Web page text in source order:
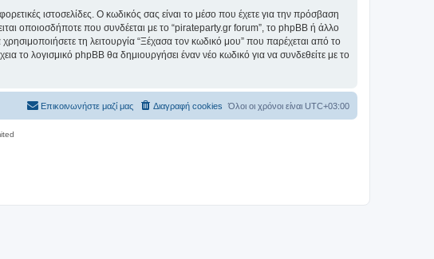
ιστοσελίδες. Ο κωδικός σας είναι το μέσο που έχετε για την πρόσβαση
οποιοσδήποτε που συνδέεται με το “pirateparty.gr forum”, το phpBB ή άλλο
τη λειτουργία “Ξέχασα τον κωδικό μου” που παρέχεται από το
το λογισμικό phpBB θα δημιουργήσει έναν νέο κωδικό για να συνδεθείτε με το
Όλοι οι χρόνοι είναι UTC+03:00
Διαγραφή cookies
Επικοινωνήστε μαζί μας